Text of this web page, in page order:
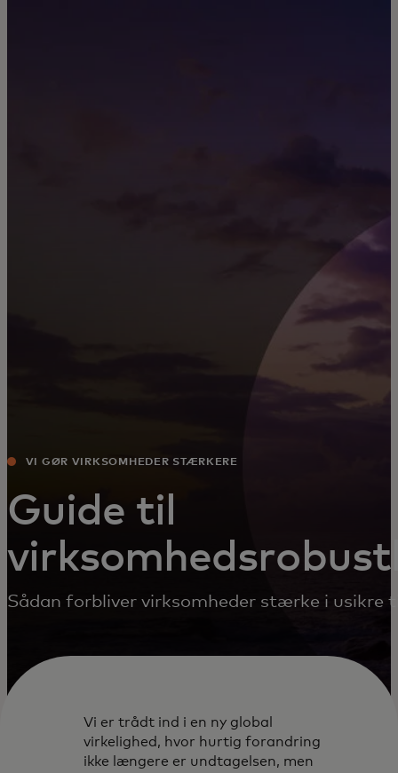
VI GØR VIRKSOMHEDER STÆRKERE
Guide til
Sådan forbliver virksomheder stærke i usikre
Vi er trådt ind i en ny global
virkelighed, hvor hurtig forandring
ikke længere er undtagelsen, men